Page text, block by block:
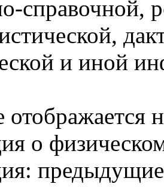
справочной,
и иной
о